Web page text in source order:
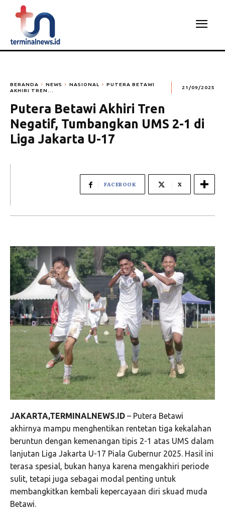
BERANDA NEWS NASIONAL
PUTERA BETAWI
AKHIRI TREN...
21/09/2025
Putera Betawi Akhiri Tren
Negatif, Tumbangkan UMS 2-1 di
Liga Jakarta U-17
FACEBOOK X
JAKARTA,TERMINALNEWS.ID – Putera Betawi
akhirnya mampu menghentikan rentetan tiga kekalahan
beruntun dengan kemenangan tipis 2-1 atas UMS dalam
lanjutan Liga Jakarta U-17 Piala Gubernur 2025. Hasil ini
terasa spesial, bukan hanya karena mengakhiri periode
sulit, tetapi juga sebagai modal penting untuk
membangkitkan kembali kepercayaan diri skuad muda
Betawi.